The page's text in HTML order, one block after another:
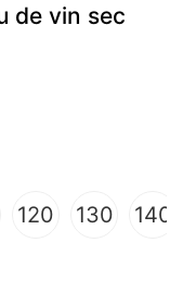
de vin sec
120 130 140